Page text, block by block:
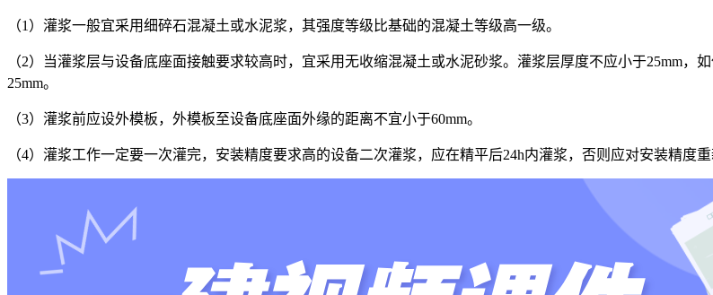
（1）灌浆一般宜采用细碎石混凝土或水泥浆，其强度等级比基础的混凝土等级高一级。
（2）当灌浆层与设备底座面接触要求较高时，宜采用无收缩混凝土或水泥砂浆。灌浆层厚度不应小于25mm
25mm。
（3）灌浆前应设外模板，外模板至设备底座面外缘的距离不宜小于60mm。
（4）灌浆工作一定要一次灌完，安装精度要求高的设备二次灌浆，应在精平后24h内灌浆，否则应对安装精度重